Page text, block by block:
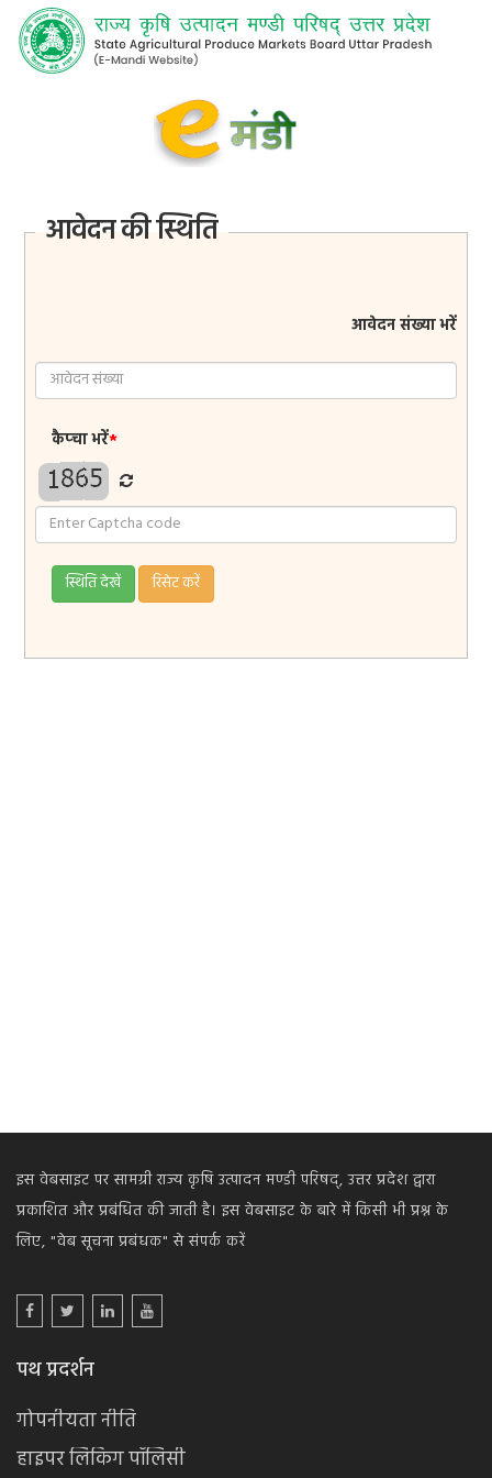
आवेदन की स्थिति
आवेदन संख्या भरें
कैप्चा भरें*
स्थिति देखें रिसेट करें
इस वेबसाइट पर सामग्री राज्य कृषि उत्पादन मण्डी परिषद्, उत्तर प्रदेश द्वारा
प्रकाशित और प्रबंधित की जाती है। इस वेबसाइट के बारे में किसी भी प्रश्न के
लिए, "वेब सूचना प्रबंधक" से संपर्क करें
पथ प्रदर्शन
गोपनीयता नीति
हाइपर लिंकिंग पॉलिसी